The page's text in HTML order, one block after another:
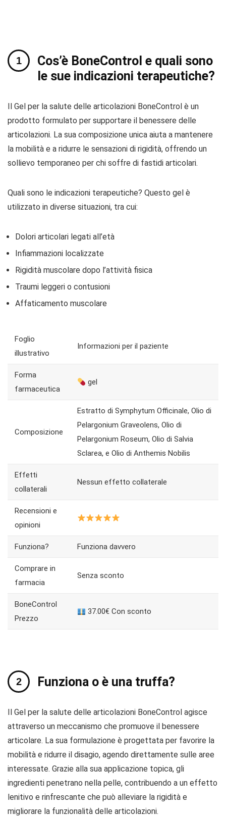
Cos’è BoneControl e quali sono
le sue indicazioni terapeutiche?
Il Gel per la salute delle articolazioni BoneControl è un
prodotto formulato per supportare il benessere delle
articolazioni. La sua composizione unica aiuta a mantenere
la mobilità e a ridurre le sensazioni di rigidità, offrendo un
sollievo temporaneo per chi soffre di fastidi articolari.
Quali sono le indicazioni terapeutiche? Questo gel è
utilizzato in diverse situazioni, tra cui:
Dolori articolari legati all’età
Infiammazioni localizzate
Rigidità muscolare dopo l’attività fisica
Traumi leggeri o contusioni
Affaticamento muscolare
Foglio
illustrativo
Informazioni per il paziente
Forma
farmaceutica
gel
Composizione
Estratto di Symphytum Officinale, Olio di
Pelargonium Graveolens, Olio di
Pelargonium Roseum, Olio di Salvia
Sclarea, e Olio di Anthemis Nobilis
Effetti
collaterali
Nessun effetto collaterale
Recensioni e
opinioni
Funziona? Funziona davvero
Comprare in
farmacia
Senza sconto
BoneControl
Prezzo
37.00€ Con sconto
Funziona o è una truffa?
Il Gel per la salute delle articolazioni BoneControl agisce
attraverso un meccanismo che promuove il benessere
articolare. La sua formulazione è progettata per favorire la
mobilità e ridurre il disagio, agendo direttamente sulle aree
interessate. Grazie alla sua applicazione topica, gli
ingredienti penetrano nella pelle, contribuendo a un effetto
lenitivo e rinfrescante che può alleviare la rigidità e
migliorare la funzionalità delle articolazioni.